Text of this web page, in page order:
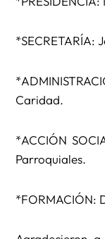
*SECRETARÍA:
Caridad.
*ACCIÓN
Parroquiales.
*FORMACIÓN: